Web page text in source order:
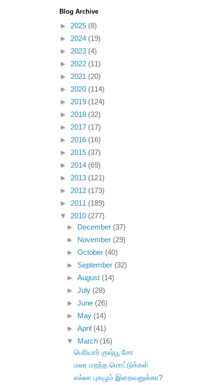
Blog Archive
► 2025 (8)
► 2024 (19)
► 2023 (4)
► 2022 (11)
► 2021 (20)
► 2020 (114)
► 2019 (124)
► 2018 (32)
► 2017 (17)
► 2016 (16)
► 2015 (37)
► 2014 (69)
► 2013 (121)
► 2012 (173)
► 2011 (189)
▼ 2010 (277)
►
December (37)
►
November (29)
►October (40)
► September (32)
►August (14)
►July (28)
►June (26)
►
May (14)
►April (41)
▼
March (16)
பெரியார் குஷ்பூ சோ
மலர மறந்த மொட்டுக்கள்
எல்லா புகழும் இறைவனுக்கா?